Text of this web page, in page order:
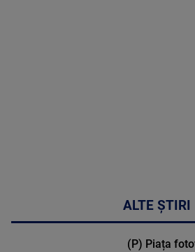
ALTE ȘTIRI
(P) Piața